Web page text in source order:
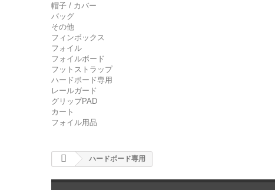
帽子 / カバー
バッグ
その他
フィンボックス
フォイル
フォイルボード
フットストラップ
ハードボード専用
レールガード
グリップPAD
カート
フォイル用品
ハードボード専用